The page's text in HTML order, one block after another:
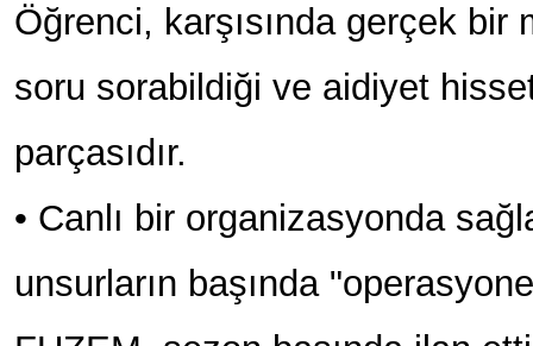
Öğrenci, karşısında gerçek bir
soru sorabildiği ve aidiyet
parçasıdır.
• Canlı bir organizasyonda
unsurların başında